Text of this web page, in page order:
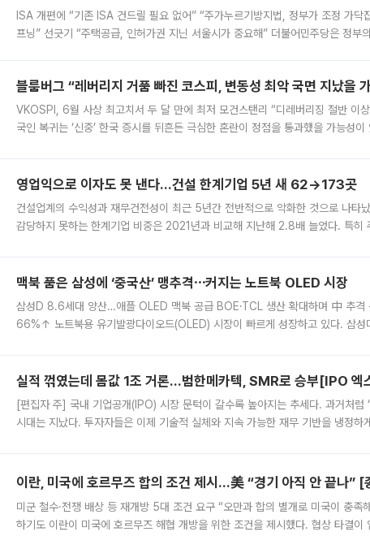
ISA 개편에 “기존 ISA 건드릴 필요 없어” “주가누르기방지법, 정부가 조정 가닥
프닝” 선긋기 “주택공급, 인허가권 지닌 서울시가 중요해” 더불어민주당은 정부
블룸버그 “레버리지 거품 빠진 코스피, 변동성 최악 국면 지났을
VKOSPI, 6월 사상 최고치서 두 달 만에 최저 모건스탠리 “디레버리징 절반 이
국인 복귀는 ‘신중’ 한국 증시를 뒤흔든 극심한 혼란이 정점을 통과했을 가능성
영업익으로 이자도 못 낸다…건설 한계기업 5년 새 62→173곳
건설업계의 수익성과 재무건전성이 최근 5년간 전반적으로 악화한 것으로 나타
감당하지 못하는 한계기업 비중은 2021년과 비교해 지난해 2.8배 늘었다. 특히
맥북 품은 삼성에 ‘중국산’ 맹추격⋯커지는 노트북 OLED 시장
삼성D 8.6세대 양산…애플 OLED 맥북 공급 BOE·TCL 생산 확대하며 中 추격
66%↑ 노트북용 유기발광다이오드(OLED) 시장이 빠르게 성장하고 있다. 삼성
실적 꺾였는데 몸값 1조 거론…범한메카텍, SMR로 승부[IPO 엑
[편집자 주] 국내 기업공개(IPO) 시장 문턱이 갈수록 높아지는 추세다. 과거처럼
시대는 지났다. 투자자들은 이제 기술적 실체와 지속 가능한 재무 기반을 냉정하
이란, 미국에 호르무즈 합의 조건 제시…美 “경기 아직 안 끝나” [
미군 철수·전쟁 배상 등 재개방 5대 조건 요구 “오만과 합의 별개로 미국이 충족
하기도 이란이 미국에 호르무즈 해협 개방을 위한 조건을 제시했다. 협상 타결이